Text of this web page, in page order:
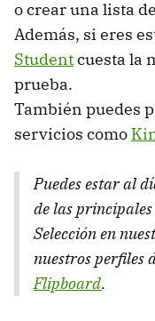
o crear una lista
Además, si eres
Studentcuesta la
prueba.
También puedes
servicios como
Puedes estar al
de las
Selección en
nuestros perfiles
Flipboard.